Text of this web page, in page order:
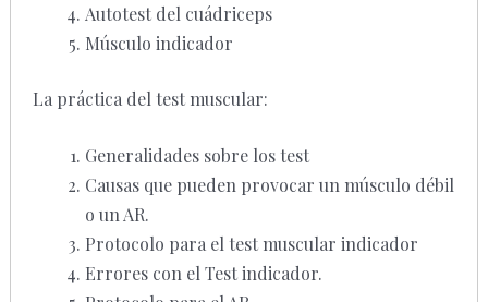
Autotest del cuádriceps
Músculo indicador
La práctica del test muscular:
Generalidades sobre los test
Causas que pueden provocar un músculo débil
o un AR.
Protocolo para el test muscular indicador
Errores con el Test indicador.